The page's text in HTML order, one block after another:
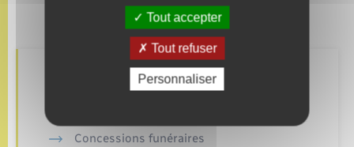
Retrouvez aussi
Concessions funéraires
Tout accepter
Tout refuser
Personnaliser